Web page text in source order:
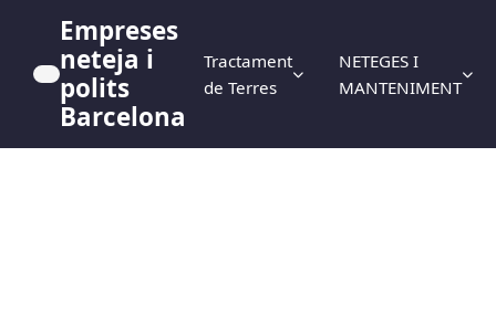
Empreses
neteja i
polits
Barcelona
Tractament
de Terres
NETEGES I
MANTENIMENT